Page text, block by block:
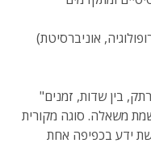
(עמנואל מרקס, פרופסור אמריטוס לאנתרופולוגיה, אוניברסיטת
"ספר זה הוא מסע אנתרופולוגי צבעוני ומרתק, בין שדות, זמנים
משאלה. סוגה מקורית